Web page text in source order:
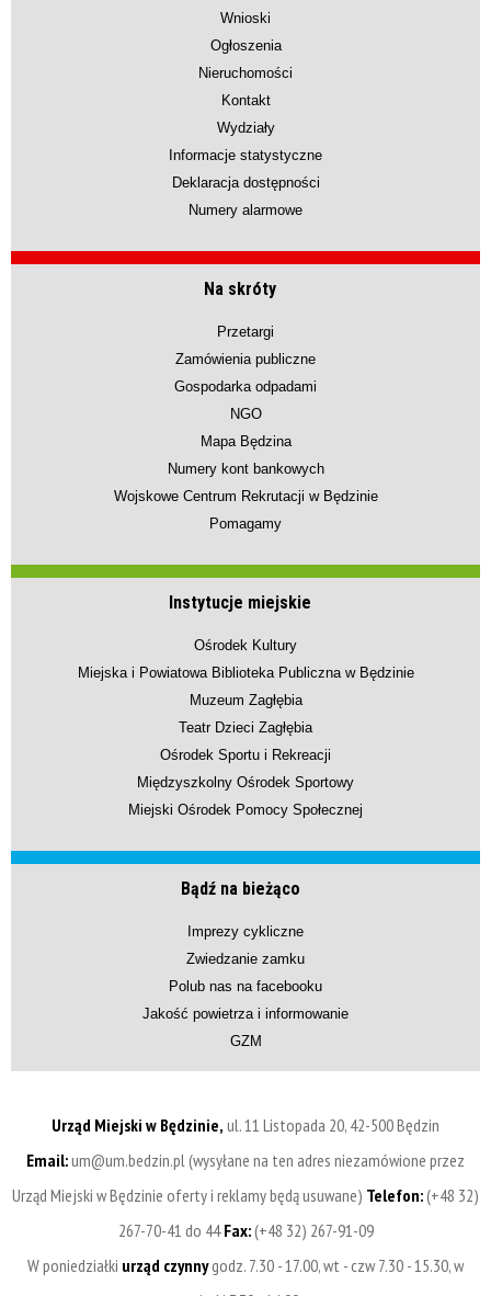
Wnioski
Ogłoszenia
Nieruchomości
Kontakt
Wydziały
Informacje statystyczne
Deklaracja dostępności
Numery alarmowe
Na skróty
Przetargi
Zamówienia publiczne
Gospodarka odpadami
NGO
Mapa Będzina
Numery kont bankowych
Wojskowe Centrum Rekrutacji w Będzinie
Pomagamy
Instytucje miejskie
Ośrodek Kultury
Miejska i Powiatowa Biblioteka Publiczna w Będzinie
Muzeum Zagłębia
Teatr Dzieci Zagłębia
Ośrodek Sportu i Rekreacji
Międzyszkolny Ośrodek Sportowy
Miejski Ośrodek Pomocy Społecznej
Bądź na bieżąco
Imprezy cykliczne
Zwiedzanie zamku
Polub nas na facebooku
Jakość powietrza i informowanie
GZM
Urząd Miejski w Będzinie, ul. 11 Listopada 20, 42-500 Będzin
Email:um@um.bedzin.pl (wysyłane na ten adres niezamówione przez
Urząd Miejski w Będzinie oferty i reklamy będą usuwane) Telefon:(+48 32)
267-70-41 do 44Fax:(+48 32) 267-91-09
W poniedziałki urząd czynnygodz. 7.30 - 17.00, wt - czw 7.30 - 15.30, w